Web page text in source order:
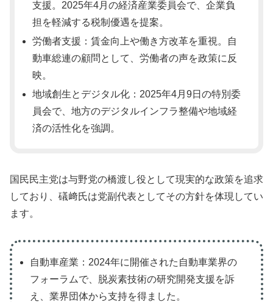
支援。2025年4月の経済産業委員会で、企業負
担を軽減する税制優遇を提案。
労働者支援：賃金向上や働き方改革を重視。自
動車総連の顧問として、労働者の声を政策に反
映。
地域創生とデジタル化：2025年4月9日の特別委
員会で、地方のデジタルインフラ整備や地域経
済の活性化を強調。
国民民主党は与野党の橋渡し役として現実的な政策を追求
しており、礒﨑氏は党副代表としてその方針を体現してい
ます。
自動車産業：2024年に開催された自動車業界の
フォーラムで、脱炭素技術の研究開発支援を訴
え、業界団体から支持を得ました。